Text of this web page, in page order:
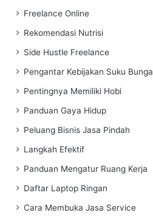
Freelance Online
Rekomendasi Nutrisi
Side Hustle Freelance
Pengantar Kebijakan Suku Bunga
Pentingnya Memiliki Hobi
Panduan Gaya Hidup
Peluang Bisnis Jasa Pindah
Langkah Efektif
Panduan Mengatur Ruang Kerja
Daftar Laptop Ringan
Cara Membuka Jasa Service